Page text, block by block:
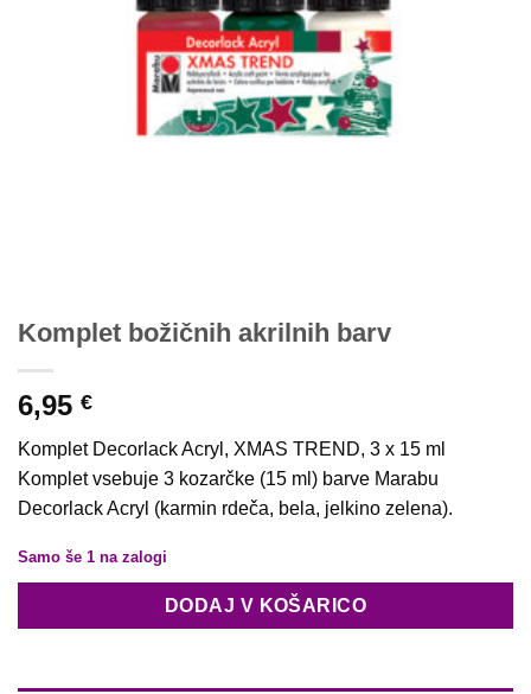
Komplet božičnih akrilnih barv
6,95 €
Komplet Decorlack Acryl, XMAS TREND, 3 x 15 ml
Komplet vsebuje 3 kozarčke (15 ml) barve Marabu
Decorlack Acryl (karmin rdeča, bela, jelkino zelena).
Samo še 1 na zalogi
DODAJ V KOŠARICO